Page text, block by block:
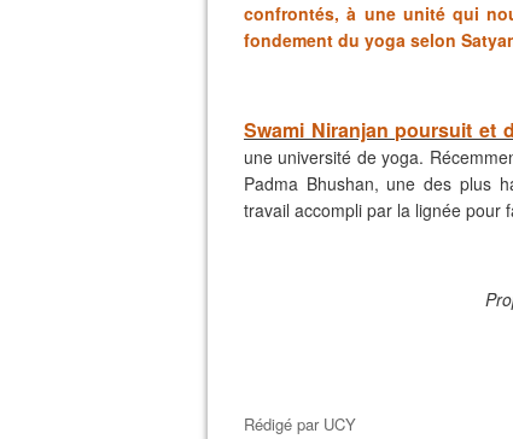
confrontés, à une unité qui
fondement du yoga selon
Swami Niranjan poursuit et
une université de yoga.
Padma Bhushan, une des plus
travail accompli par la lignée pour
Rédigé par UCY